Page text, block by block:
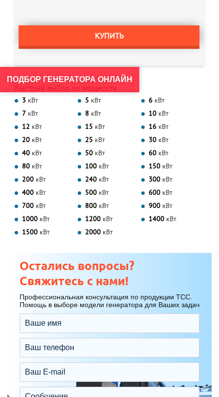
КУПИТЬ
Быстрый выбор по мощности
3 кВт 5 кВт 6 кВт
7 кВт 8 кВт 10 кВт
12 кВт 15 кВт 16 кВт
20 кВт 25 кВт 30 кВт
40 кВт 50 кВт 60 кВт
80 кВт 100 кВт 150 кВт
200 кВт 240 кВт 300 кВт
400 кВт 500 кВт 600 кВт
700 кВт 800 кВт 900 кВт
1000 кВт 1200 кВт 1400 кВт
1500 кВт 2000 кВт
Остались вопросы?
Свяжитесь с нами!
Профессиональная консультация по продукции ТСС.
Помощь в выборе модели генератора для Ваших задач
ПОДБОР ГЕНЕРАТОРА ОНЛАЙН